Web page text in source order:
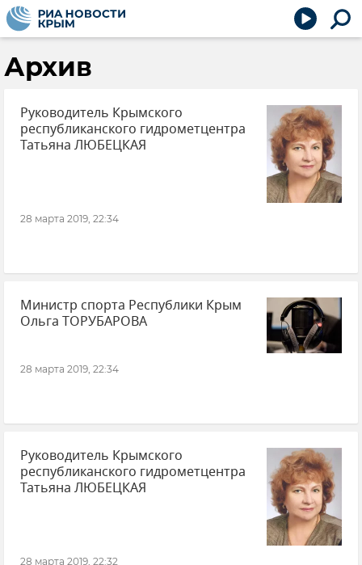
Архив
Руководитель Крымского
республиканского гидрометцентра
Татьяна ЛЮБЕЦКАЯ
28 марта 2019, 22:34
Министр спорта Республики Крым
Ольга ТОРУБАРОВА
28 марта 2019, 22:34
Руководитель Крымского
республиканского гидрометцентра
Татьяна ЛЮБЕЦКАЯ
28 марта 2019, 22:32